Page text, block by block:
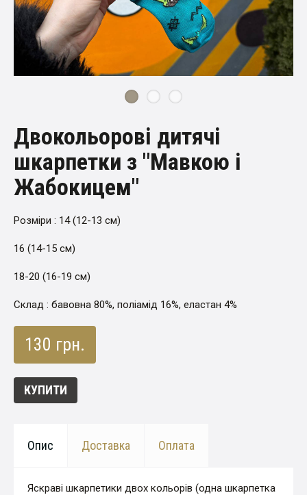
Двокольорові дитячі
шкарпетки з "Мавкою і
Жабокицем"
Розміри : 14 (12-13 см)
16 (14-15 см)
18-20 (16-19 см)
Склад : бавовна 80%, поліамід 16%, еластан 4%
130 грн.
КУПИТИ
Опис Доставка Оплата
Яскраві шкарпетики двох кольорів (одна шкарпетка